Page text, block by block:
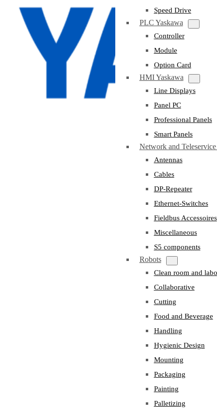
Speed Drive
PLC Yaskawa
Controller
Module
Option Card
HMI Yaskawa
Line Displays
Panel PC
Professional Panels
Smart Panels
Network and
Antennas
Cables
DP-Repeater
Ethernet-Switches
Fieldbus Accessoires
Miscellaneous
S5 components
Robots
Clean room and
Collaborative
Cutting
Food and Beverage
Handling
Hygienic Design
Mounting
Packaging
Painting
Palletizing